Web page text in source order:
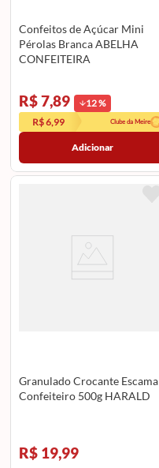
Confeitos de Açúcar Mini
Pérolas Branca ABELHA
CONFEITEIRA
R$ 7,89 12%
R$ 6,99
Clube da Meire
Adicionar
Granulado Crocante Escama
Confeiteiro 500g HARALD
R$ 19,99